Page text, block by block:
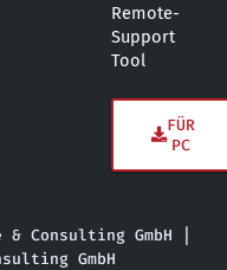
Remote-
Support
Tool
FÜR
PC
Consulting GmbH |
GmbH